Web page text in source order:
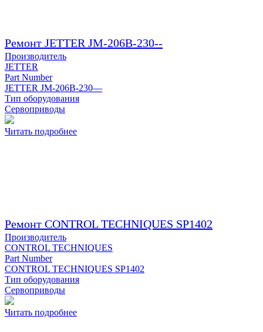
Ремонт JETTER JM-206B-230--
Производитель
JETTER
Part Number
JETTER JM-206B-230—
Тип оборудования
Сервоприводы
Читать подробнее
Ремонт CONTROL TECHNIQUES SP1402
Производитель
CONTROL TECHNIQUES
Part Number
CONTROL TECHNIQUES SP1402
Тип оборудования
Сервоприводы
Читать подробнее